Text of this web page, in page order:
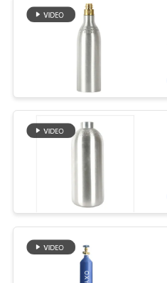
Dikişsiz
Silindir
Silindir